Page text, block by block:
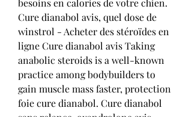
Cure dianabol avis, quel dose de
winstrol - Acheter des stéroïdes en
ligne Cure dianabol avis Taking
anabolic steroids is a well-known
practice among bodybuilders to
gain muscle mass faster, protection
foie cure dianabol. Cure dianabol